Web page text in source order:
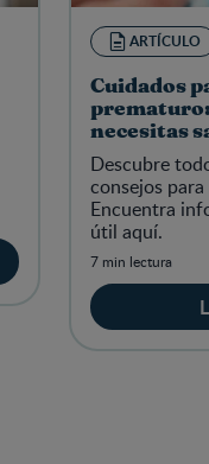
ARTÍCULO
Cuidados
necesitas
Descubre
consejos
Encuentra
útil aquí.
7 min lectura